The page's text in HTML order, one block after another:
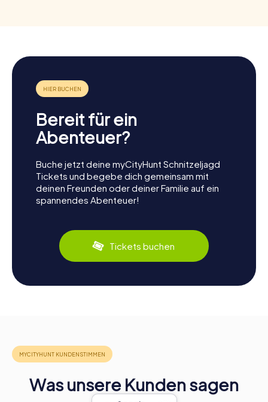
Bereit für ein
Abenteuer?
Buche jetzt deine myCityHunt Schnitzeljagd
Tickets und begebe dich gemeinsam mit
deinen Freunden oder deiner Familie auf ein
spannendes Abenteuer!
Tickets buchen
Was unsere Kunden sagen